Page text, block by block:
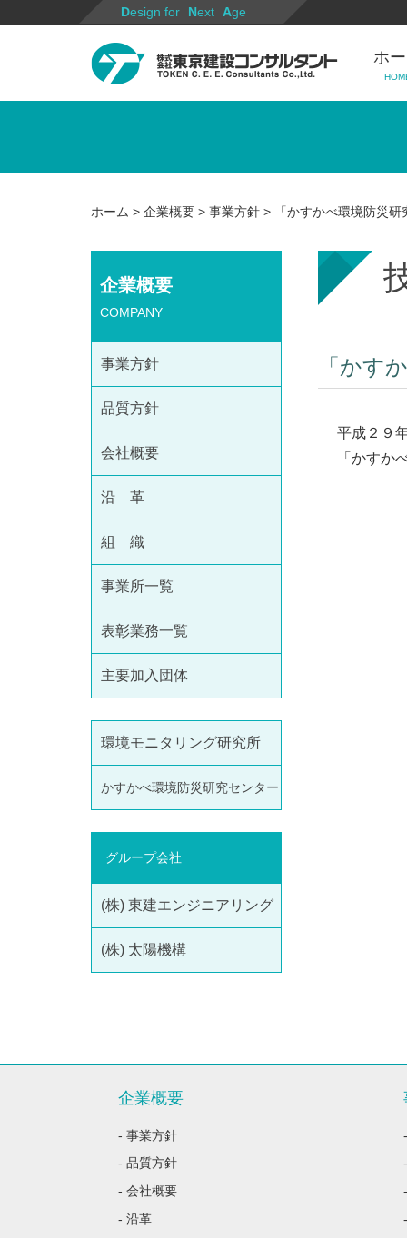
Design for Next Age
ホ
ホーム > 企業概要 > 事業方針 > 「かすかべ環境防災
企業概要
COMPANY
事業方針
品質方針
会社概要
沿 革
組 織
事業所一覧
表彰業務一覧
主要加入団体
環境モニタリング研究所
かすかべ環境防災研究センター
グループ会社
(株) 東建エンジニアリング
(株) 太陽機構
「かす
平成２９
「かすか
企業概要
- 事業方針
- 品質方針
- 会社概要
- 沿革